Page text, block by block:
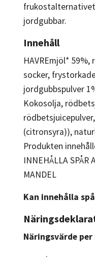
jordgubbar.
Innehåll
HAVREmjöl*
socker,
jordgubbspulver
Kokosolja,
(citronsyra)),
Produkten
INNEHÅLLA SPÅR
MANDEL
Kan innehålla
Näringsvärde per